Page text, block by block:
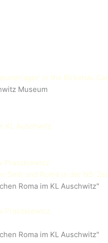
in the Birkenau
Museum
KL Auschwitz
Sinti und Roma in der NS-
Roma im KL Auschwitz"
Roma im KL Auschwitz"